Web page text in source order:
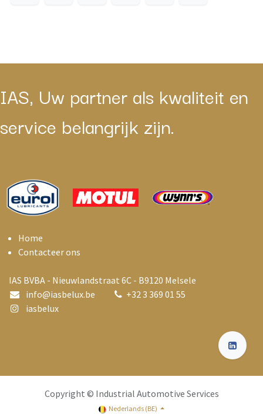
IAS, Uw partner als kwaliteit en
service belangrijk zijn.
Home
Contacteer ons
IAS BVBA - Nieuwlandstraat 6C - B9120 Melsele
info@iasbelux.be +32 3 369 01 55
iasbelux
Copyright © Industrial Automotive Services
Nederlands (BE)